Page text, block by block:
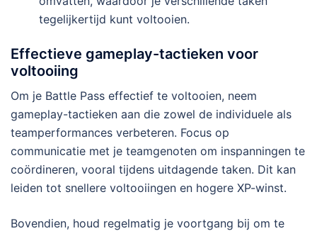
tegelijkertijd kunt voltooien.
Effectieve gameplay-tactieken voor
voltooiing
Om je Battle Pass effectief te voltooien, neem
gameplay-tactieken aan die zowel de individuele als
teamperformances verbeteren. Focus op
communicatie met je teamgenoten om inspanningen te
coördineren, vooral tijdens uitdagende taken. Dit kan
leiden tot snellere voltooiingen en hogere XP-winst.
Bovendien, houd regelmatig je voortgang bij om te